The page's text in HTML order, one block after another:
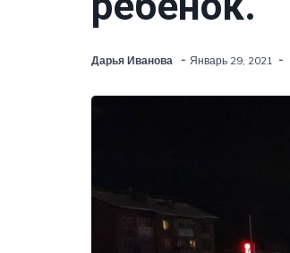
Дарья Иванова Январь 29, 2021